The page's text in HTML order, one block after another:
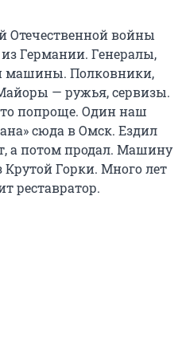
Отечественной войны
Германии. Генералы,
машины. Полковники,
— ружья, сервизы.
попроще. Один наш
сюда в Омск. Ездил
а потом продал. Машину
Крутой Горки. Много лет
реставратор.